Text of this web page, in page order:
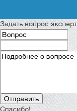
Задать вопрос
Спасибо!